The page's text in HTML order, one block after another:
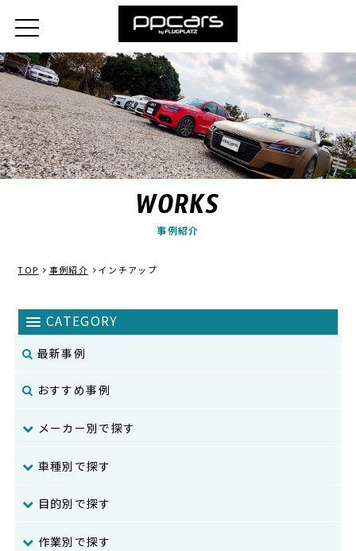
WORKS
事例紹介
TOP 事例紹介 インチアップ
最新事例
おすすめ事例
メーカー別で探す
車種別で探す
目的別で探す
作業別で探す